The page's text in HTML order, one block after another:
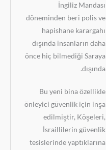
İngiliz Mandası
döneminden beri polis ve
hapishane karargahı
dışında insanların daha
önce hiç bilmediği Saraya
dışında.
Bu yeni bina özellikle
önleyici güvenlik için inşa
edilmiştir, Köşeleri,
İsraillilerin güvenlik
tesislerinde yaptıklarına